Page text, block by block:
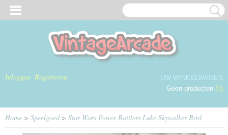
Inloggen Registreren
UW WINKELWAGEN
Geen producten (0)
Home > Speelgoed> Star Wars Power Battlers Luke Skywalker Bird